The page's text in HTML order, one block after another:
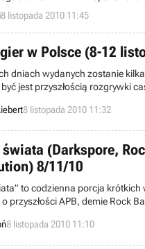
wszystkim zapowiadanymi
i dialogów między postaciami.
na najnowszym materiale
8 listopada 2010 11:45
w Polsce (8-12
dniach wydanych zostanie
jest przyszłością rozgrywki
nie jedyna atrakcja tego wydania
także oczekiwanego Call
8 listopada 2010 11:32
(Darkspore,
8/11/10
to codzienna porcja
przyszłości APB, demie Rock
Blade na iPhone 4, a także
do lektury.
8 listopada 2010 11:10